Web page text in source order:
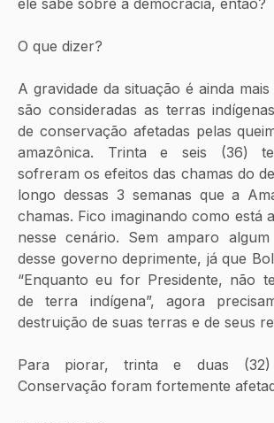
O que dizer?
A gravidade da situação é ainda
são consideradas as terras
de conservação afetadas pelas
amazônica. Trinta e seis (36)
sofreram os efeitos das chamas do
longo dessas 3 semanas que a
chamas. Fico imaginando como está
nesse cenário. Sem amparo
desse governo deprimente, já que
“Enquanto eu for Presidente, não
de terra indígena”, agora
destruição de suas terras e de seus
Para piorar, trinta e duas (32)
Conservação foram fortemente